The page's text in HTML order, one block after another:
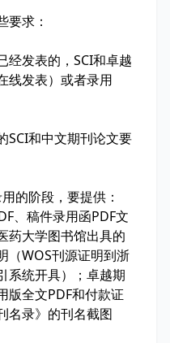
要求：
经发表的，SCI和卓越
线发表）或者录用
SCI和中文期刊论文要
的阶段，要提供：
、稿件录用函PDF文
药大学图书馆出具的
（WOS刊源证明到浙
系统开具）；卓越期
版全文PDF和付款证
名录》的刊名截图